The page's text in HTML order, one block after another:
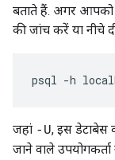
बताते हैं. अगर आपको
की जांच करें या नीचे
psql -h
जहां -U, इस डेटाबेस
जाने वाले